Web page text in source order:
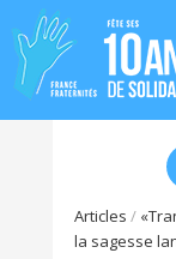
Articles /
la sagesse